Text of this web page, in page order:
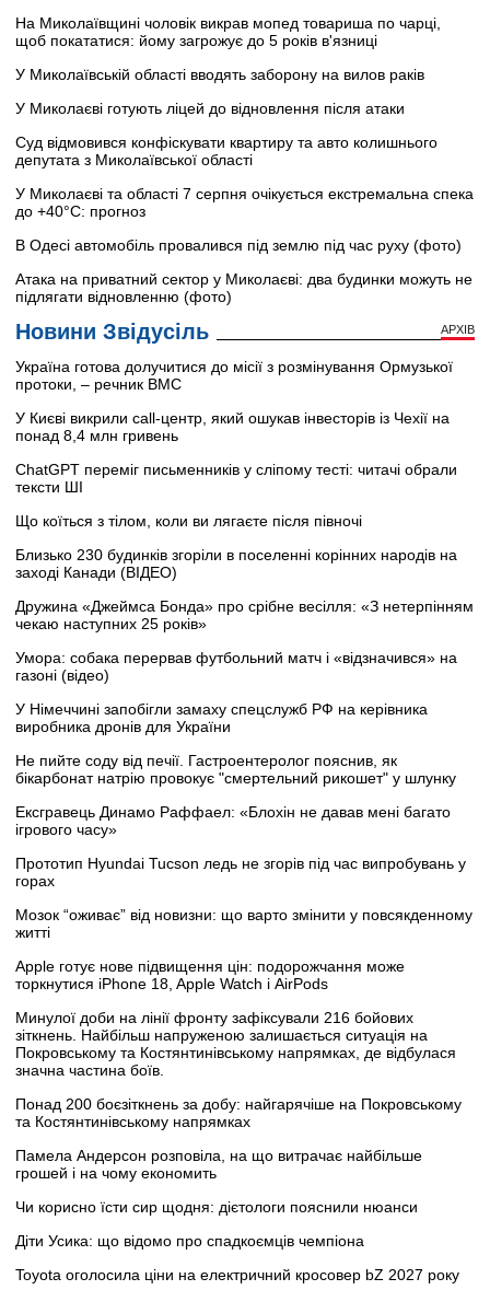
На Миколаївщині чоловік викрав мопед товариша по чарці,
щоб покататися: йому загрожує до 5 років в'язниці
У Миколаївській області вводять заборону на вилов раків
У Миколаєві готують ліцей до відновлення після атаки
Суд відмовився конфіскувати квартиру та авто колишнього
депутата з Миколаївської області
У Миколаєві та області 7 серпня очікується екстремальна спека
до +40°C: прогноз
В Одесі автомобіль провалився під землю під час руху (фото)
Атака на приватний сектор у Миколаєві: два будинки можуть не
підлягати відновленню (фото)
Новини Звідусіль АРХІВ
Україна готова долучитися до місії з розмінування Ормузької
протоки, – речник ВМС
У Києві викрили call-центр, який ошукав інвесторів із Чехії на
понад 8,4 млн гривень
ChatGPT переміг письменників у сліпому тесті: читачі обрали
тексти ШІ
Що коїться з тілом, коли ви лягаєте після півночі
Близько 230 будинків згоріли в поселенні корінних народів на
заході Канади (ВІДЕО)
Дружина «Джеймса Бонда» про срібне весілля: «З нетерпінням
чекаю наступних 25 років»
Умора: собака перервав футбольний матч і «відзначився» на
газоні (відео)
У Німеччині запобігли замаху спецслужб РФ на керівника
виробника дронів для України
Не пийте соду від печії. Гастроентеролог пояснив, як
бікарбонат натрію провокує "смертельний рикошет" у шлунку
Ексгравець Динамо Раффаел: «Блохін не давав мені багато
ігрового часу»
Прототип Hyundai Tucson ледь не згорів під час випробувань у
горах
Мозок “оживає” від новизни: що варто змінити у повсякденному
житті
Apple готує нове підвищення цін: подорожчання може
торкнутися iPhone 18, Apple Watch і AirPods
Минулої доби на лінії фронту зафіксували 216 бойових
зіткнень. Найбільш напруженою залишається ситуація на
Покровському та Костянтинівському напрямках, де відбулася
значна частина боїв.
Понад 200 боєзіткнень за добу: найгарячіше на Покровському
та Костянтинівському напрямках
Памела Андерсон розповіла, на що витрачає найбільше
грошей і на чому економить
Чи корисно їсти сир щодня: дієтологи пояснили нюанси
Діти Усика: що відомо про спадкоємців чемпіона
Toyota оголосила ціни на електричний кросовер bZ 2027 року